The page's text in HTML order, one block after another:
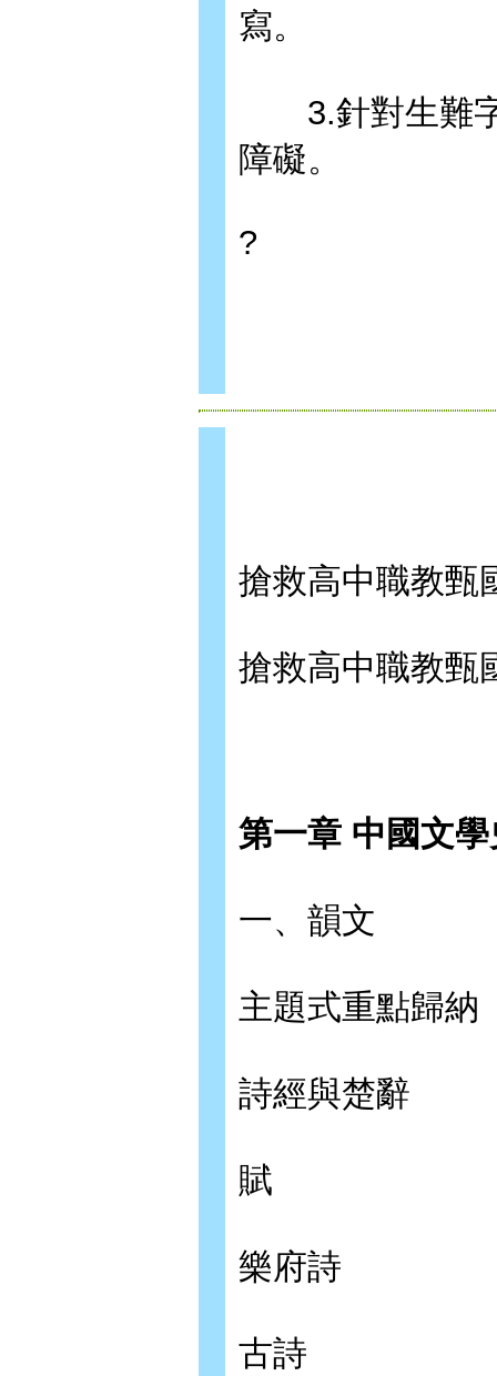
寫。
3.針對生難字
障礙。
?
搶救高中職教甄
搶救高中職教甄
第一章 中國文
一、韻文
主題式重點歸納
詩經與楚辭
賦
樂府詩
古詩